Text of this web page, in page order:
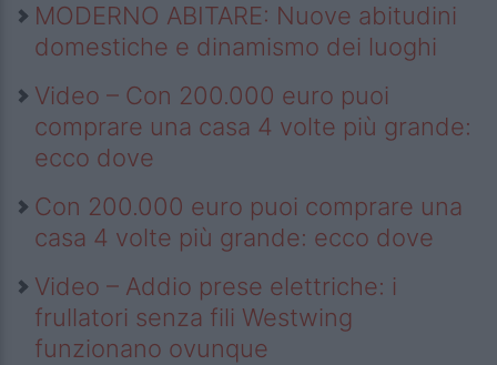
MODERNO ABITARE: Nuove abitudini
domestiche e dinamismo dei luoghi
Video – Con 200.000 euro puoi
comprare una casa 4 volte più grande:
ecco dove
Con 200.000 euro puoi comprare una
casa 4 volte più grande: ecco dove
Video – Addio prese elettriche: i
frullatori senza fili Westwing
funzionano ovunque